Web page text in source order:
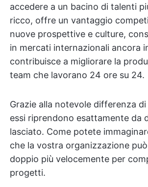
accedere a un bacino di talenti
ricco, offre un vantaggio
nuove prospettive e culture,
in mercati internazionali ancora
contribuisce a migliorare la
team che lavorano 24 ore su 24.
Grazie alla notevole differenza
essi riprendono esattamente da
lasciato. Come potete
che la vostra organizzazione
doppio più velocemente per
progetti.